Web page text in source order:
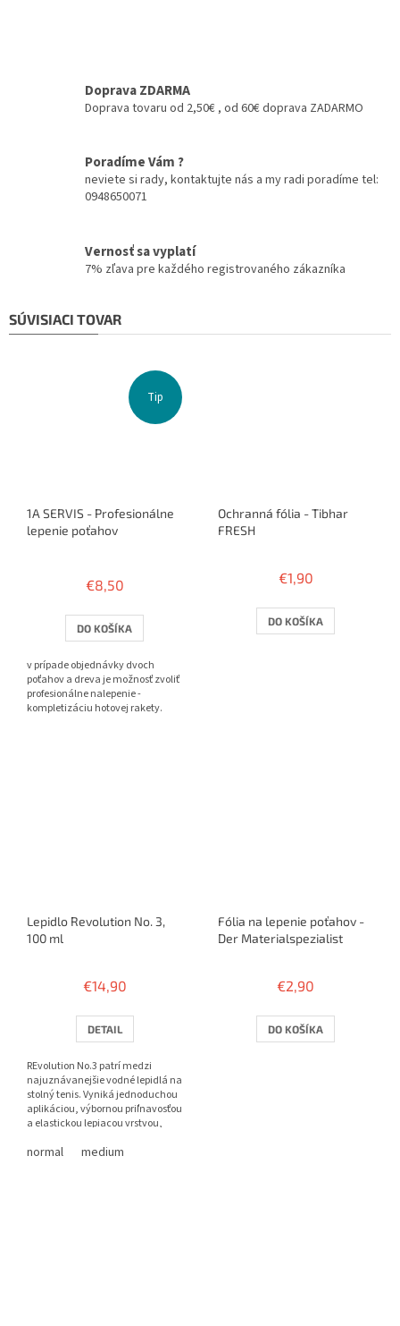
Doprava ZDARMA
Doprava tovaru od 2,50€ , od 60€ doprava ZADARMO
Poradíme Vám ?
neviete si rady, kontaktujte nás a my radi poradíme tel:
0948650071
Vernosť sa vyplatí
7% zľava pre každého registrovaného zákazníka
SÚVISIACI TOVAR
Tip
1A SERVIS - Profesionálne
lepenie poťahov
produktu
3,8
z
hviezdičiek.
€8,50
DO KOŠÍKA
v prípade objednávky dvoch
poťahov a dreva je možnosť zvoliť
profesionálne nalepenie -
kompletizáciu hotovej rakety.
Ochranná fólia - Tibhar
FRESH
€1,90
DO KOŠÍKA
Lepidlo Revolution No. 3,
100 ml
€14,90
DETAIL
REvolution No.3 patrí medzi
najuznávanejšie vodné lepidlá na
stolný tenis. Vyniká jednoduchou
aplikáciou, výbornou priľnavosťou
a elastickou lepiacou vrstvou,
normal medium
Fólia na lepenie poťahov -
Der Materialspezialist
€2,90
DO KOŠÍKA